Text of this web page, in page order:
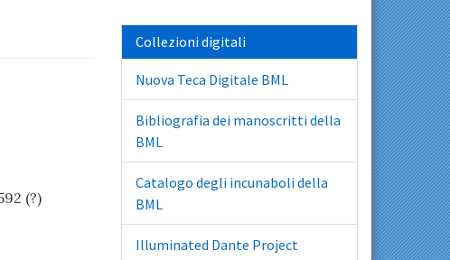
(?)
Collezioni digitali
Nuova Teca Digitale BML
Bibliografia dei manoscritti della
BML
Catalogo degli incunaboli della
BML
Illuminated Dante Project